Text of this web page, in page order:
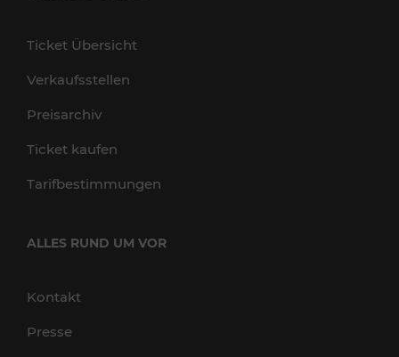
Ticket Übersicht
Verkaufsstellen
Preisarchiv
Ticket kaufen
Tarifbestimmungen
ALLES RUND UM VOR
Kontakt
Presse